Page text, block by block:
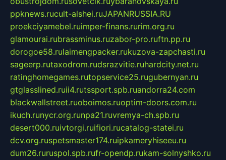
ppknews.rucult-alshei.ruJAPANRUSSIA.RU
proekciyamebel.ruimper-finans.rurim.org.ru
glamourai.rubrassminus.ruzabor-pro.ruftn.pp.ru
dorogoe58.rulaimengpacker.rukuzova-zapchasti.ru
sageerp.rutaxodrom.rudsrazvitie.ruhardcity.net.ru
ratinghomegames.rutopservice25.rugubernyan.ru
gtglasslined.ruii4.rutssport.spb.ruandorra24.com
blackwallstreet.ruoboimos.ruoptim-doors.com.ru
ikuch.runycr.org.runpa21.ruvremya-ch.spb.ru
desert000.ruivtorgi.ruifiori.rucatalog-statei.ru
dcv.org.ruspetsmaster174.ruipkameryhiseeu.ru
dum26.ruruspol.spb.rufr-opendp.rukam-solnyshko.ru